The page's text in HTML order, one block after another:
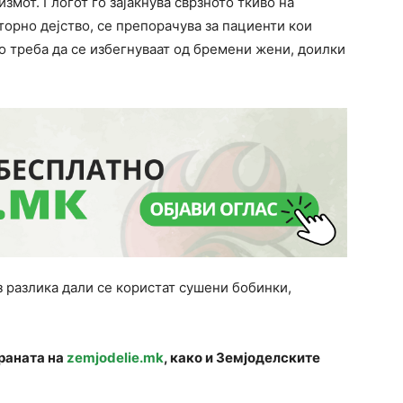
дејство, се препорачува за пациенти кои
треба да се избегнуваат од бремени жени, доилки
разлика дали се користат сушени бобинки,
на zemjodelie.mk, како и Земјоделските